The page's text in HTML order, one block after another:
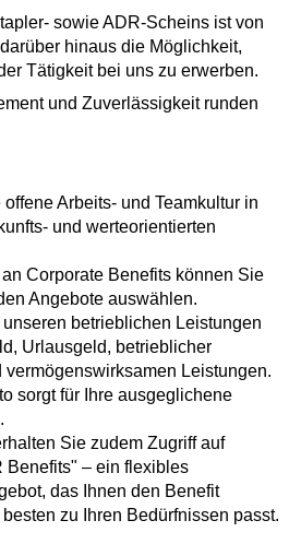
sowie ADR-Scheins ist von
hinaus die Möglichkeit,
Tätigkeit bei uns zu erwerben.
und Zuverlässigkeit runden
Arbeits- und Teamkultur in
und werteorientierten
Corporate Benefits können Sie
Angebote auswählen.
betrieblichen Leistungen
Urlausgeld, betrieblicher
vermögenswirksamen Leistungen.
sorgt für Ihre ausgeglichene
Sie zudem Zugriff auf
Benefits" – ein flexibles
das Ihnen den Benefit
zu Ihren Bedürfnissen passt.